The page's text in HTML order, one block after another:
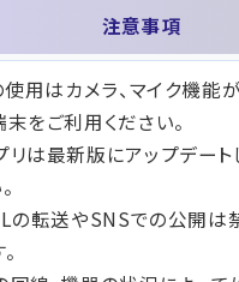
注意事項
用はカメラ、マイク機能
をご利用ください。
リは最新版にアップデート
の転送やSNSでの公開は